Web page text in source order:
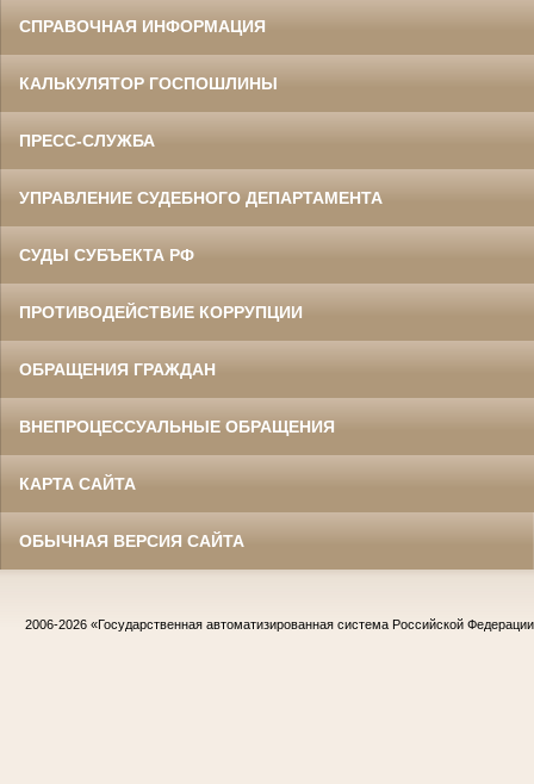
СПРАВОЧНАЯ ИНФОРМАЦИЯ
КАЛЬКУЛЯТОР ГОСПОШЛИНЫ
ПРЕСС-СЛУЖБА
УПРАВЛЕНИЕ СУДЕБНОГО ДЕПАРТАМЕНТА
СУДЫ СУБЪЕКТА РФ
ПРОТИВОДЕЙСТВИЕ КОРРУПЦИИ
ОБРАЩЕНИЯ ГРАЖДАН
ВНЕПРОЦЕССУАЛЬНЫЕ ОБРАЩЕНИЯ
КАРТА САЙТА
ОБЫЧНАЯ ВЕРСИЯ САЙТА
2006-2026 «Государственная автоматизированная система Российской